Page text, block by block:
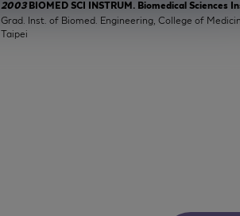
2003 BIOMED SCI INSTRUM. Biomedical
Grad. Inst. of Biomed. Engineering, College of
Taipei